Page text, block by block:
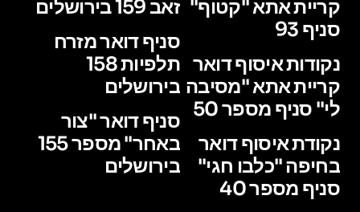
קריית אתא "קטוף"
סניף 93
נקודות איסוף דואר
קריית אתא "מסיבה
לי" סניף מספר 50
נקודת איסוף דואר
בחיפה "כלבו חגי"
סניף מספר 40
זאב 159 בירושלים
סניף דואר מזרח
תלפיות 158
בירושלים
סניף דואר "צור
באחר" מספר 155
בירושלים